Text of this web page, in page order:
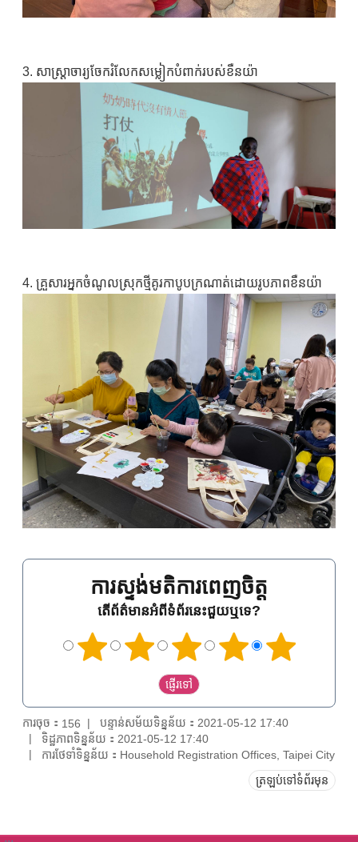
3. សាស្ត្រាចារ្យចែករំលែកសម្លៀកបំពាក់របស់ខឺនយ៉ា
4. គ្រួសារអ្នកចំណូលស្រុកថ្មីគូរកាបូបក្រណាត់ដោយរូបភាពខឺនយ៉ា
ការស្ទង់មតិការពេញចិត្ត
តើព័ត៌មានអំពីទំព័រនេះជួយឬទេ?
ការចុច： 156
បន្ទាន់សម័យទិន្នន័យ：2021-05-12 17:40
ទិដ្ឋភាពទិន្នន័យ：2021-05-12 17:40
ការថែទាំទិន្នន័យ：Household Registration Offices, Taipei City
ត្រឡប់ទៅទំព័រមុន